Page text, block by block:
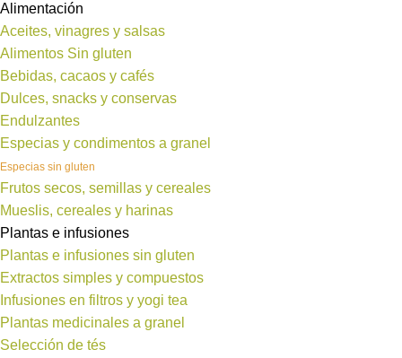
Alimentación
Aceites, vinagres y salsas
Alimentos Sin gluten
Bebidas, cacaos y cafés
Dulces, snacks y conservas
Endulzantes
Especias y condimentos a granel
Especias sin gluten
Frutos secos, semillas y cereales
Mueslis, cereales y harinas
Plantas e infusiones
Plantas e infusiones sin gluten
Extractos simples y compuestos
Infusiones en filtros y yogi tea
Plantas medicinales a granel
Selección de tés